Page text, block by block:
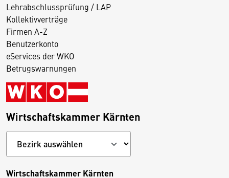
Lehrabschlussprüfung / LAP
Kollektivverträge
Firmen A-Z
Benutzerkonto
eServices der WKO
Betrugswarnungen
Wirtschaftskammer Kärnten
Wirtschaftskammer Kärnten